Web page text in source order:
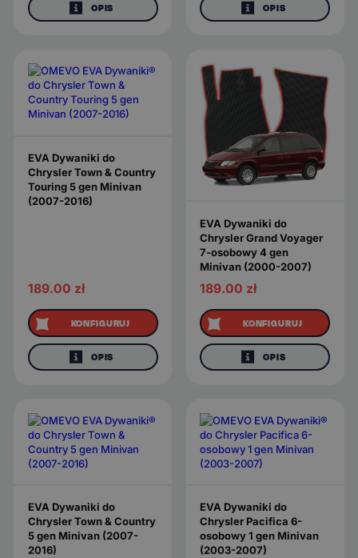
OPIS OPIS
EVA Dywaniki do
Chrysler Town & Country
Touring 5 gen Minivan
(2007-2016)
189.00 zł
KONFIGURUJ
OPIS
EVA Dywaniki do
Chrysler Grand Voyager
7-osobowy 4 gen
Minivan (2000-2007)
189.00 zł
KONFIGURUJ
OPIS
EVA Dywaniki do
Chrysler Town & Country
5 gen Minivan (2007-
2016)
EVA Dywaniki do
Chrysler Pacifica 6-
osobowy 1 gen Minivan
(2003-2007)